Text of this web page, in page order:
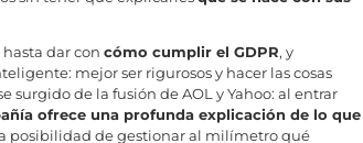
dar con cómo cumplir el GDPR, y
mejor ser rigurosos y hacer las cosas
surgido de la fusión de AOL y Yahoo: al entrar
ofrece una profunda explicación de lo que
posibilidad de gestionar al milímetro qué